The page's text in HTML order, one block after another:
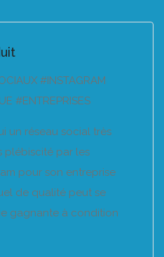
#INSTAGRAM
#ENTREPRISES
un réseau social très
plébiscité par les
pour son entreprise
de qualité peut se
gagnante à condition